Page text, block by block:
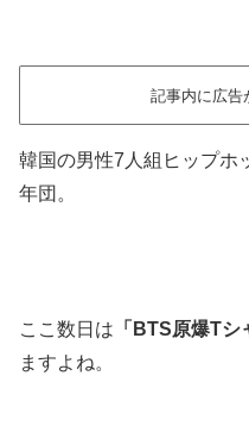
記事内に広告
韓国の男性7人組ヒップホ
年団。
ここ数日は 「BTS原爆Tシ
ますよね。